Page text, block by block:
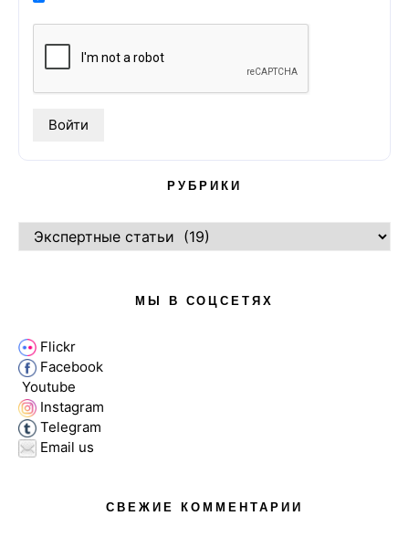
РУБРИКИ
МЫ В СОЦСЕТЯХ
Flickr
Facebook
Youtube
Instagram
Telegram
Email us
СВЕЖИЕ КОММЕНТАРИИ